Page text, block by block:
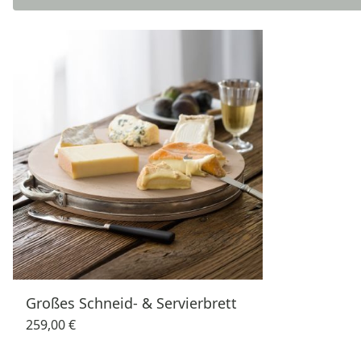
Großes Schneid- & Servierbrett
259,00 €